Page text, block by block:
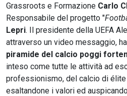
Grassroots e Formazione Carlo
Responsabile del progetto "
Lepri. Il presidente della UEFA
attraverso un video messaggio,
piramide del calcio poggi
inteso come tutte le attività ad
professionismo, del calcio di
esaltandone i valori ed